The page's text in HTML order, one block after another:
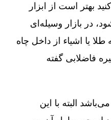
بهتر است از ابزار
در بازار وسیله‌ای
یا اشیاء از داخل چاه
فاضلابی گفته
البته با این